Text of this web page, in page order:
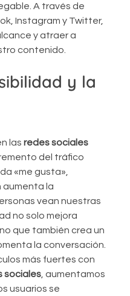
A través de
Instagram y Twitter,
y atraer a
contenido.
y la
las redes sociales
del tráfico
«me gusta»,
aumenta la
vean nuestras
no solo mejora
que también crea un
la conversación.
más fuertes con
sociales , aumentamos
usuarios se